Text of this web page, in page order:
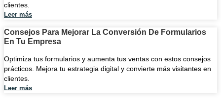
clientes.
Leer más
Consejos Para Mejorar La Conversión De Formularios
En Tu Empresa
Optimiza tus formularios y aumenta tus ventas con estos consejos
prácticos. Mejora tu estrategia digital y convierte más visitantes en
clientes.
Leer más